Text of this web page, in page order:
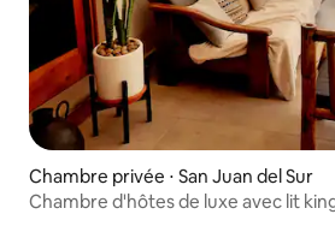
Chambre privée ⋅ San Juan del Sur
Chambre d'hôtes de luxe avec lit